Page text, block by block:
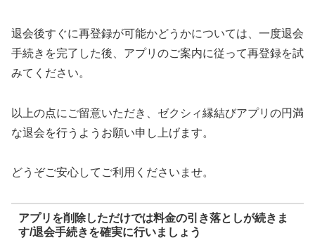
退会後すぐに再登録が可能かどうかについては、一度退会
手続きを完了した後、アプリのご案内に従って再登録を試
みてください。
以上の点にご留意いただき、ゼクシィ縁結びアプリの円満
な退会を行うようお願い申し上げます。
どうぞご安心してご利用くださいませ。
アプリを削除しただけでは料金の引き落としが続きま
す/退会手続きを確実に行いましょう